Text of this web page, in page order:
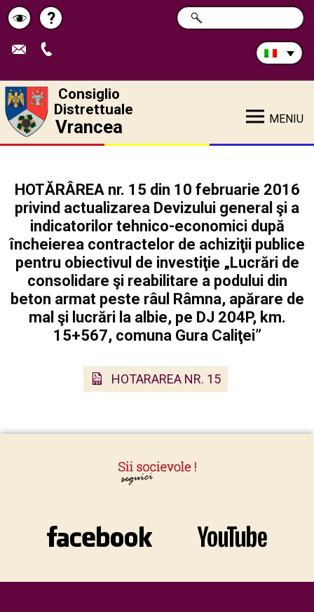
Schimbă
contrastul
Pagina
de
?
Cerca
nel
RICERCA
Consiglio
Distrettuale
Vrancea MENIU
HOTĂRÂREA nr. 15 din 10 februarie 2016
privind actualizarea Devizului general şi a
indicatorilor tehnico-economici după
încheierea contractelor de achiziţii publice
pentru obiectivul de investiţie „Lucrări de
consolidare şi reabilitare a podului din
beton armat peste râul Râmna, apărare de
mal şi lucrări la albie, pe DJ 204P, km.
15+567, comuna Gura Caliţei”
HOTARAREA NR. 15